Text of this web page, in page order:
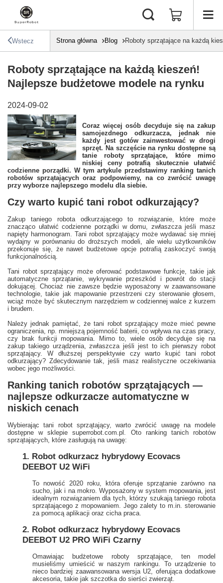
Wstecz Strona główna Blog Roboty sprzątające na każdą
Roboty sprzątające na każdą kieszeń!
Najlepsze budżetowe modele na rynku
2024-09-02
Coraz więcej osób decyduje się na zakup
samojezdnego odkurzacza, jednak nie
każdy jest gotów zainwestować w drogi
sprzęt. Na szczęście na rynku dostępne są
tanie roboty sprzątające, które mimo
niskiej ceny potrafią skutecznie ułatwić
codzienne porządki. W tym artykule przedstawimy ranking tanich
robotów sprzątających oraz podpowiemy, na co zwrócić uwagę
przy wyborze najlepszego modelu dla siebie.
Czy warto kupić tani robot odkurzający?
Zakup taniego robota odkurzającego to rozwiązanie, które może
znacząco ułatwić codzienne porządki w domu, zwłaszcza jeśli masz
napięty harmonogram. Tani robot sprzątający może wydawać się mniej
wydajny w porównaniu do droższych modeli, ale wielu użytkowników
przekonuje się, że nawet budżetowe opcje potrafią zaskoczyć swoją
funkcjonalnością.
Tani robot sprzątający może oferować podstawowe funkcje, takie jak
automatyczne sprzątanie, wykrywanie przeszkód i powrót do stacji
dokującej. Chociaż nie zawsze będzie wyposażony w zaawansowane
technologie, takie jak mapowanie przestrzeni czy sterowanie głosem,
wciąż może być skutecznym narzędziem w codziennej walce z kurzem
i brudem.
Należy jednak pamiętać, że tani robot sprzątający może mieć pewne
ograniczenia, np. mniejszą pojemność baterii, co wpływa na czas pracy,
czy brak funkcji mopowania. Mimo to, wiele osób decyduje się na
zakup takiego urządzenia, zwłaszcza jeśli jest to ich pierwszy robot
sprzątający. W dłuższej perspektywie czy warto kupić tani robot
odkurzający? Zdecydowanie tak, jeśli masz realistyczne oczekiwania
wobec jego możliwości.
Ranking tanich robotów sprzątających —
najlepsze odkurzacze automatyczne w
niskich cenach
Wybierając tani robot sprzątający, warto zwrócić uwagę na modele
dostępne w sklepie superrobot.com.pl. Oto ranking tanich robotów
sprzątających, które zasługują na uwagę:
1. Robot odkurzacz hybrydowy Ecovacs
DEEBOT U2 WiFi
To nowość 2020 roku, która oferuje sprzątanie zarówno na
sucho, jak i na mokro. Wyposażony w system mopowania, jest
idealnym rozwiązaniem dla tych, którzy szukają taniego robota
sprzątającego z mopowaniem. Jego zalety to m.in. sterowanie
za pomocą aplikacji oraz cicha praca.
2. Robot odkurzacz hybrydowy Ecovacs
DEEBOT U2 PRO WiFi Czarny
Omawiając budżetowe roboty sprzątające, ten model
musieliśmy umieścić w naszym rankingu. To urządzenie to
nieco bardziej zaawansowana wersja U2, oferująca dodatkowe
akcesoria, takie jak szczotka do sierści zwierząt.